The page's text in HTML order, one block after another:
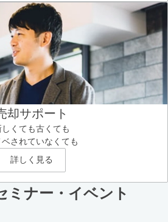
却サポート
しくても古くても
ベされていなくても
詳しく見る
ミナー・イベント